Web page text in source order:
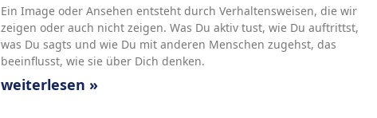
Ein Image oder Ansehen entsteht durch Verhaltensweisen, die wir
zeigen oder auch nicht zeigen. Was Du aktiv tust, wie Du auftrittst,
was Du sagts und wie Du mit anderen Menschen zugehst, das
beeinflusst, wie sie über Dich denken.
weiterlesen »